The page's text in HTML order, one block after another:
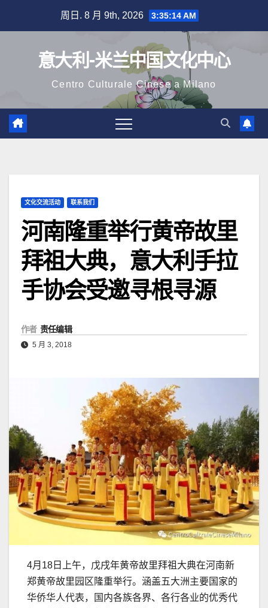
周日. 8 月 9th, 2026 3:35:15 AM
意大利-米兰中国文化中心
Centro Culturale Cinese a Milano
文化交流活动 联系我们
河南隆重举行黄帝故里
拜祖大典，意大利手拉
手协会受邀寻根寻源
作者 责任编辑
5 月 3, 2018
4月18日上午，戊戌年黄帝故里拜祖大典在河南新
郑黄帝故里园区隆重举行。涵盖五大洲主要国家的
华侨华人代表，国内各族各界、各行各业的优秀代